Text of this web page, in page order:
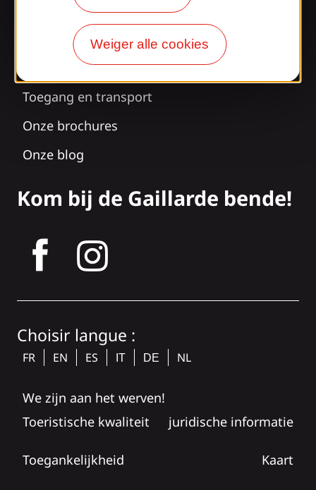
Weiger alle cookies
Verrast door ons
ontwerp?
Onze openingstijden
Toegang en transport
Onze brochures
Onze blog
Kom bij de Gaillarde bende!
Choisir langue :
FR EN ES IT DE NL
We zijn aan het werven!
Toeristische kwaliteit
juridische informatie
Toegankelijkheid Kaart